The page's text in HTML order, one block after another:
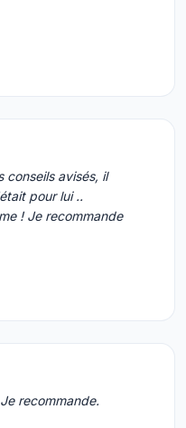
conseils avisés, il
pour lui ..
! Je recommande
recommande.